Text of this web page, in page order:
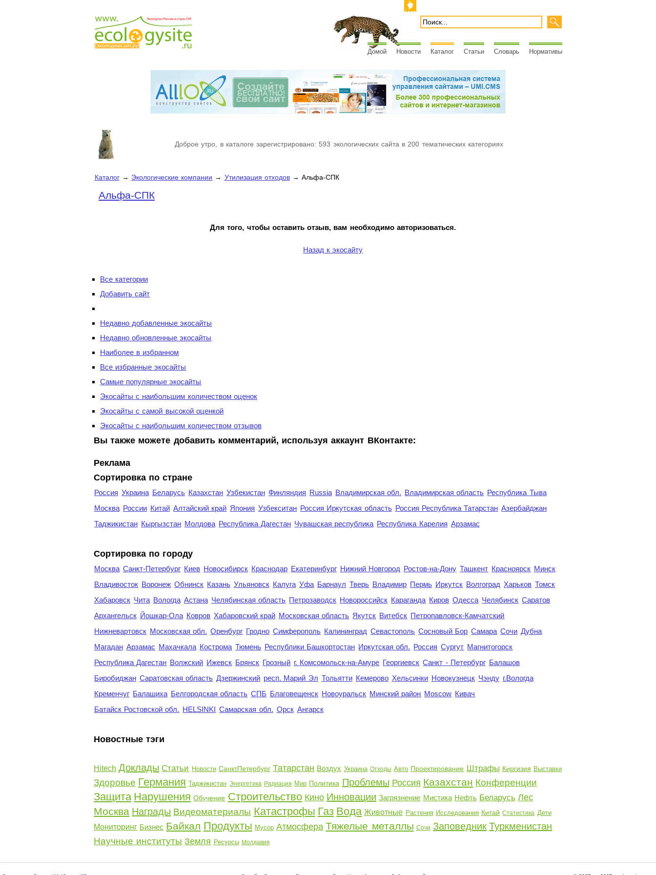
Домой Новости Каталог Статьи Словарь Нормативы
Доброе утро, в каталоге зарегистрировано: 593 экологических сайта в 200 тематических категориях
Каталог→ Экологические компании → Утилизация отходов→ Альфа-СПК
Альфа-СПК
Для того, чтобы оставить отзыв, вам необходимо авторизоваться.
Назад к экосайту
Все категории
Добавить сайт
Недавно добавленные экосайты
Недавно обновленные экосайты
Наиболее в избранном
Все избранные экосайты
Самые популярные экосайты
Экосайты с наибольшим количеством оценок
Экосайты с самой высокой оценкой
Экосайты с наибольшим количеством отзывов
Вы также можете добавить комментарий, используя аккаунт ВКонтакте:
Реклама
Сортировка по стране
Россия Украина Беларусь Казахстан Узбекистан Финляндия Russia Владимирская обл. Владимирская область Республика Тыва
Москва России Китай Алтайский край Япония Узбекситан Россия Иркутская область Россия Республика Татарстан Азербайджан
Таджикистан Кыргызстан Молдова Республика Дагестан Чувашская республика Республика Карелия Арзамас
Cортировка по городу
Москва Санкт-Петербург Киев Новосибирск Краснодар Екатеринбург Нижний Новгород Ростов-на-Дону Ташкент Красноярск Минск
Владивосток Воронеж Обнинск Казань Ульяновск Калуга Уфа Барнаул Тверь Владимир Пермь Иркутск Волгоград Харьков Томск
Хабаровск Чита Вологда Астана Челябинская область Петрозаводск Новороссийск Караганда Киров Одесса Челябинск Саратов
Архангельск Йошкар-Ола Ковров Хабаровский край Московская область Якутск Витебск Петропавловск-Камчатский
Нижневартовск Московская обл. Оренбург Гродно Симферополь Калининград Севастополь Сосновый Бор Самара Сочи Дубна
Магадан Арзамас Махачкала Кострома Тюмень Республики Башкортостан Иркутская обл. Россия Сургут Магнитогорск
Республика Дагестан Волжский Ижевск Брянск Грозный г. Комсомольск-на-Амуре Георгиевск Санкт - Петербург Балашов
Биробиджан Саратовская область Дзержинский респ. Марий Эл Тольятти Кемерово Хельсинки Новокузнецк Чэнду г.Вологда
Кременчуг Балашиха Белгородская область СПБ Благовещенск Новоуральск Минский район Moscow Кивач
Батайск Ростовской обл. HELSINKI Самарская обл. Орск Ангарск
Новостные тэги
Hitech Доклады Статьи Новости СанктПетербург Татарстан Воздух Украина Отходы Авто Проектирование Штрафы Киргизия Выставки
Здоровье Германия Таджикистан Энергетика Радиация Мир Политика Проблемы Россия Казахстан Конференции
Защита Нарушения Обучение Строительство Кино Инновации Загрязнение Мистика Нефть Беларусь Лес
Москва Награды Видеоматериалы Катастрофы Газ Вода Животные Растения Исследования Китай Статистика Дети
Мониторинг Бизнес Байкал Продукты Мусор Атмосфера Тяжелые металлы Сочи Заповедник Туркменистан
Научные институты Земля Ресурсы Молдавия